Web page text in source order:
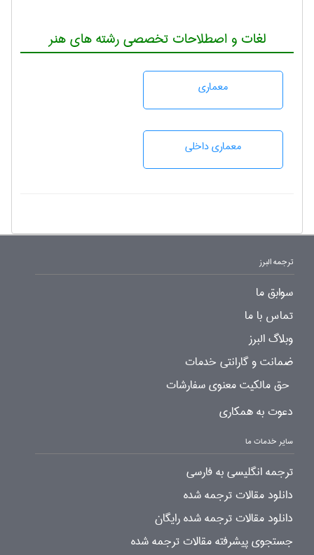
لغات و اصطلاحات تخصصی رشته های هنر
معماری
معماری داخلی
ترجمه البرز
سوابق ما
تماس با ما
وبلاگ البرز
ضمانت و گارانتی خدمات
حق مالکیت معنوی سفارشات
دعوت به همکاری
سایر خدمات ما
ترجمه انگلیسی به فارسی
دانلود مقالات ترجمه شده
دانلود مقالات ترجمه شده رایگان
جستجوی پیشرفته مقالات ترجمه شده